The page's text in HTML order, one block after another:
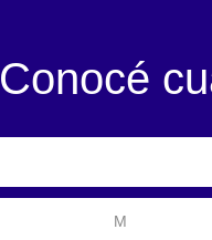
Conocé
M